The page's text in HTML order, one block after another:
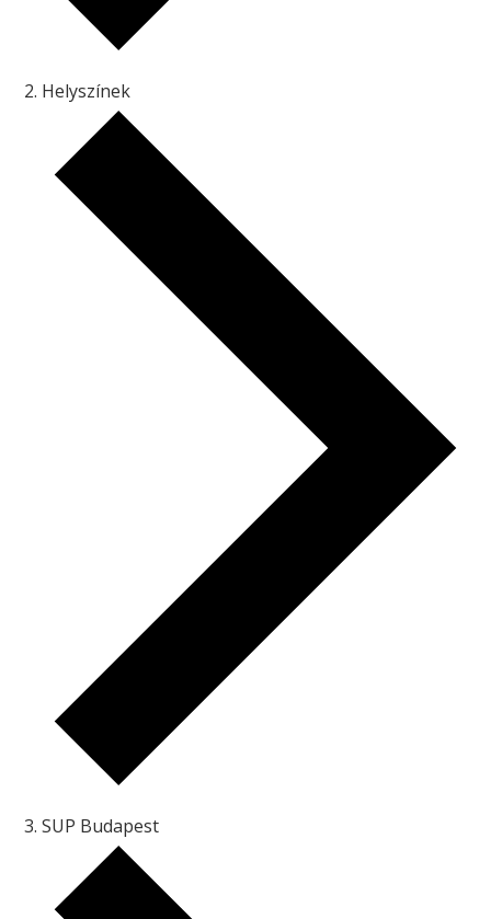
Helyszínek
SUP Budapest